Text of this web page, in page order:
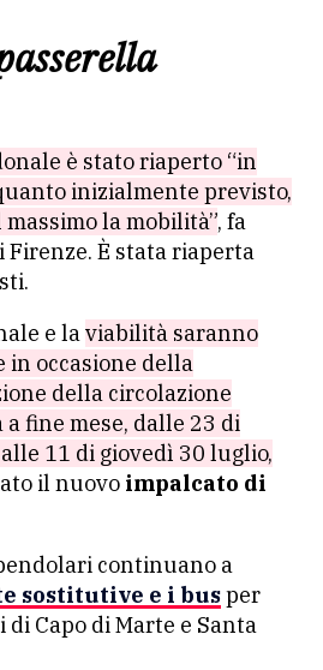
è stato riaperto “in
inizialmente previsto,
la mobilità”, fa
Firenze. È stata riaperta
e laviabilità saranno
in occasione della
della circolazione
fine mese, dalle 23 di
11 di giovedì 30 luglio,
il nuovo impalcato di
continuano a
sostitutive e i busper
Capo di Marte e Santa